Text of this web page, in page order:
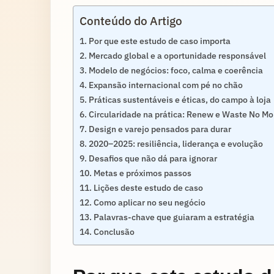
Conteúdo do Artigo
Por que este estudo de caso importa
Mercado global e a oportunidade responsável
Modelo de negócios: foco, calma e coerência
Expansão internacional com pé no chão
Práticas sustentáveis e éticas, do campo à loja
Circularidade na prática: Renew e Waste No
Design e varejo pensados para durar
2020–2025: resiliência, liderança e evolução
Desafios que não dá para ignorar
Metas e próximos passos
Lições deste estudo de caso
Como aplicar no seu negócio
Palavras-chave que guiaram a estratégia
Conclusão